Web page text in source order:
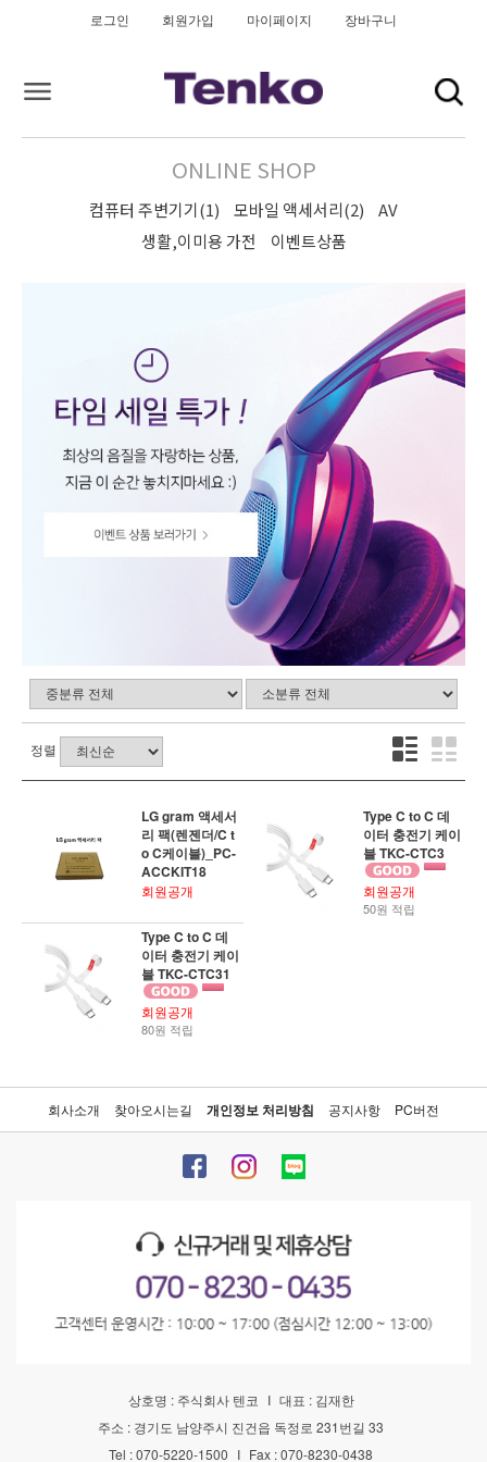
로그인 회원가입 마이페이지 장바구니
ONLINE SHOP
컴퓨터 주변기기(1) 모바일 액세서리(2)
AV
생활,이미용 가전
이벤트상품
정렬
LG gram 액세서
리 팩(렌젠더/C t
o C케이블)_PC-
ACCKIT18
회원공개
Type C to C 데
이터 충전기 케이
블 TKC-CTC3
회원공개
50원 적립
Type C to C 데
이터 충전기 케이
블 TKC-CTC31
회원공개
80원 적립
회사소개 찾아오시는길 개인정보 처리방침 공지사항 PC버전
상호명 : 주식회사 텐코 I 대표 : 김재한
주소 : 경기도 남양주시 진건읍 독정로 231번길 33
Tel : 070-5220-1500 I Fax : 070-8230-0438